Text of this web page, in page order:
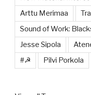
Arttu Merimaa
Sound of Work:
Jesse Sipola
#☭
Pilvi Porkola